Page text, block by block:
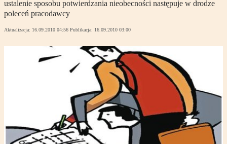
ustalenie sposobu potwierdzania nieobecności następuje w drodze
poleceń pracodawcy
Aktualizacja: 16.09.2010 04:56 Publikacja: 16.09.2010 03:00